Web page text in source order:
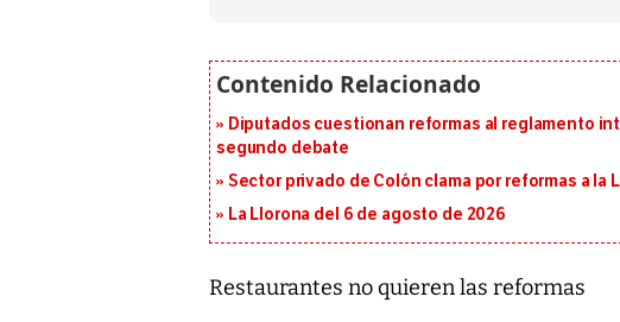
Diputados cuestionan reformas al reglamento
segundo debate
Sector privado de Colón clama por reformas a la
La Llorona del 6 de agosto de 2026
Restaurantes no quieren las reformas